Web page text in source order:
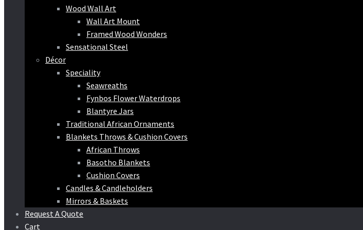
Wood Wall Art
Wall Art Mount
Framed Wood Wonders
Sensational Steel
Décor
Speciality
Seawreaths
Fynbos Flower Waterdrops
Blantyre Jars
Traditional African Ornaments
Blankets Throws & Cushion Covers
African Throws
Basotho Blankets
Cushion Covers
Candles & Candleholders
Mirrors & Baskets
Request A Quote
Cart